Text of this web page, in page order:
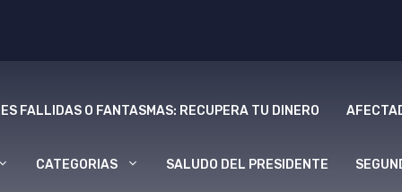
FALLIDAS O FANTASMAS: RECUPERA TU DINERO
CATEGORIAS SALUDO DEL PRESIDENTE